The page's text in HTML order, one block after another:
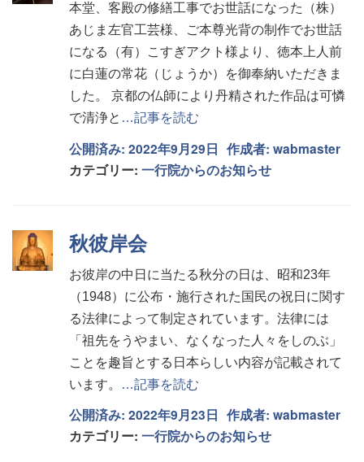
本堂、客殿の修繕工事でお世話になった（株）
あじま左官工芸様、ご本尊光背の制作でお世話
になる（有）こすぎアクト様より、徳本上人前
に白蓮の常花（じょうか）を御奉納いただきま
した。 京都の仏師により丹精された作品は可憐
で清浄と …記事を読む
公開済み: 2022年9月29日 作成者: wabmaster
カテゴリー: 一行院からのお知らせ
秋彼岸会
お彼岸の中日に当たる秋分の日は、昭和23年
（1948）に公布・施行された国民の祝日に関す
る法律によって制定されています。法律には
「祖先をうやまい、なくなった人々をしのぶ」
ことを趣旨とする日本らしい内容が記載されて
います。
…記事を読む
公開済み: 2022年9月23日 作成者: wabmaster
カテゴリー: 一行院からのお知らせ